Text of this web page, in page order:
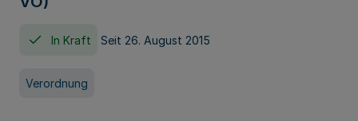
In Kraft Seit 26. August 2015
Verordnung